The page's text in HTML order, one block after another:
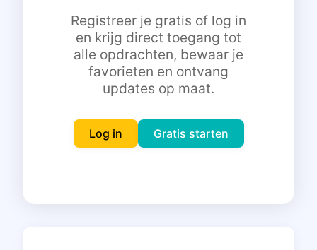
Inloggen
Gratis starten
Registreer je gratis of log in
en krijg direct toegang tot
alle opdrachten, bewaar je
favorieten en ontvang
updates op maat.
Log in Gratis starten